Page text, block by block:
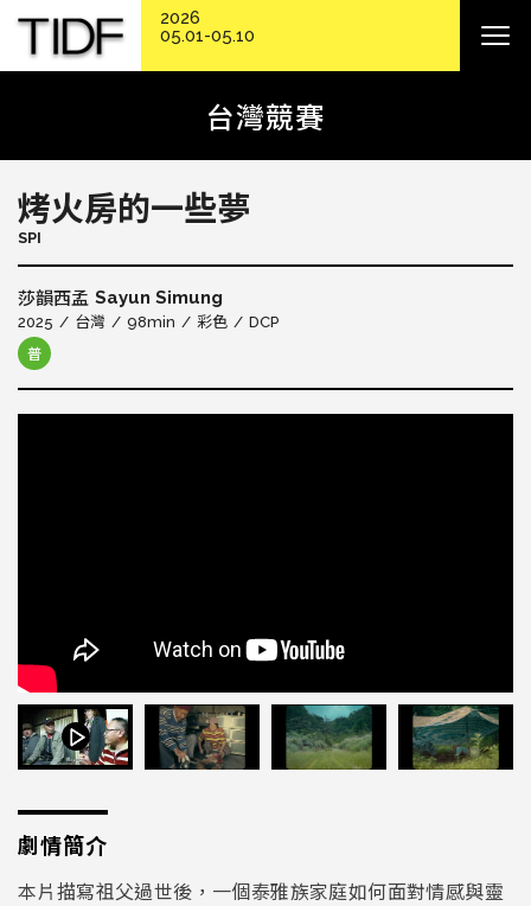
台灣競賽
烤火房的一些夢
SPI
莎韻西孟 Sayun Simung
2025 台灣 98min 彩色 DCP
普
劇情簡介
本片描寫祖父過世後，一個泰雅族家庭如何面對情感與靈
2026
05.01-05.10